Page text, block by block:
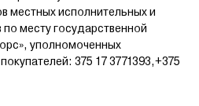
предлагает Вам купить триммер
не покидая дома! Для этого вам
нашим специалистам – они
ответят на все Ваши
с выбором, помогут
местных исполнительных и
месту государственной
уполномоченных
375 17 3771393,+375